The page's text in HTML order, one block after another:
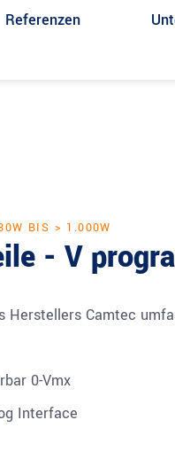
Referenzen
BIS > 1.000W
- V
Herstellers Camtec
0-Vmx
Interface